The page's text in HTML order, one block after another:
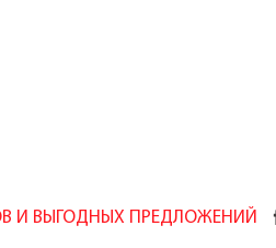
И ВЫГОДНЫХ ПРЕДЛОЖЕНИЙ